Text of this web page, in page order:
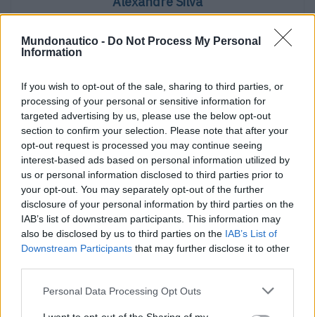
Mundonautico - Do Not Process My Personal
Information
If you wish to opt-out of the sale, sharing to third parties, or
processing of your personal or sensitive information for
targeted advertising by us, please use the below opt-out
section to confirm your selection. Please note that after your
opt-out request is processed you may continue seeing
interest-based ads based on personal information utilized by
us or personal information disclosed to third parties prior to
your opt-out. You may separately opt-out of the further
disclosure of your personal information by third parties on the
IAB’s list of downstream participants. This information may
also be disclosed by us to third parties on the IAB’s List of
Downstream Participants that may further disclose it to other
Personal Data Processing Opt Outs
Seeking Adventure, um filme para lançar o
novo D36 Cabin
POR VICTORIA CALDERON 7 DE AGOSTO, 2026